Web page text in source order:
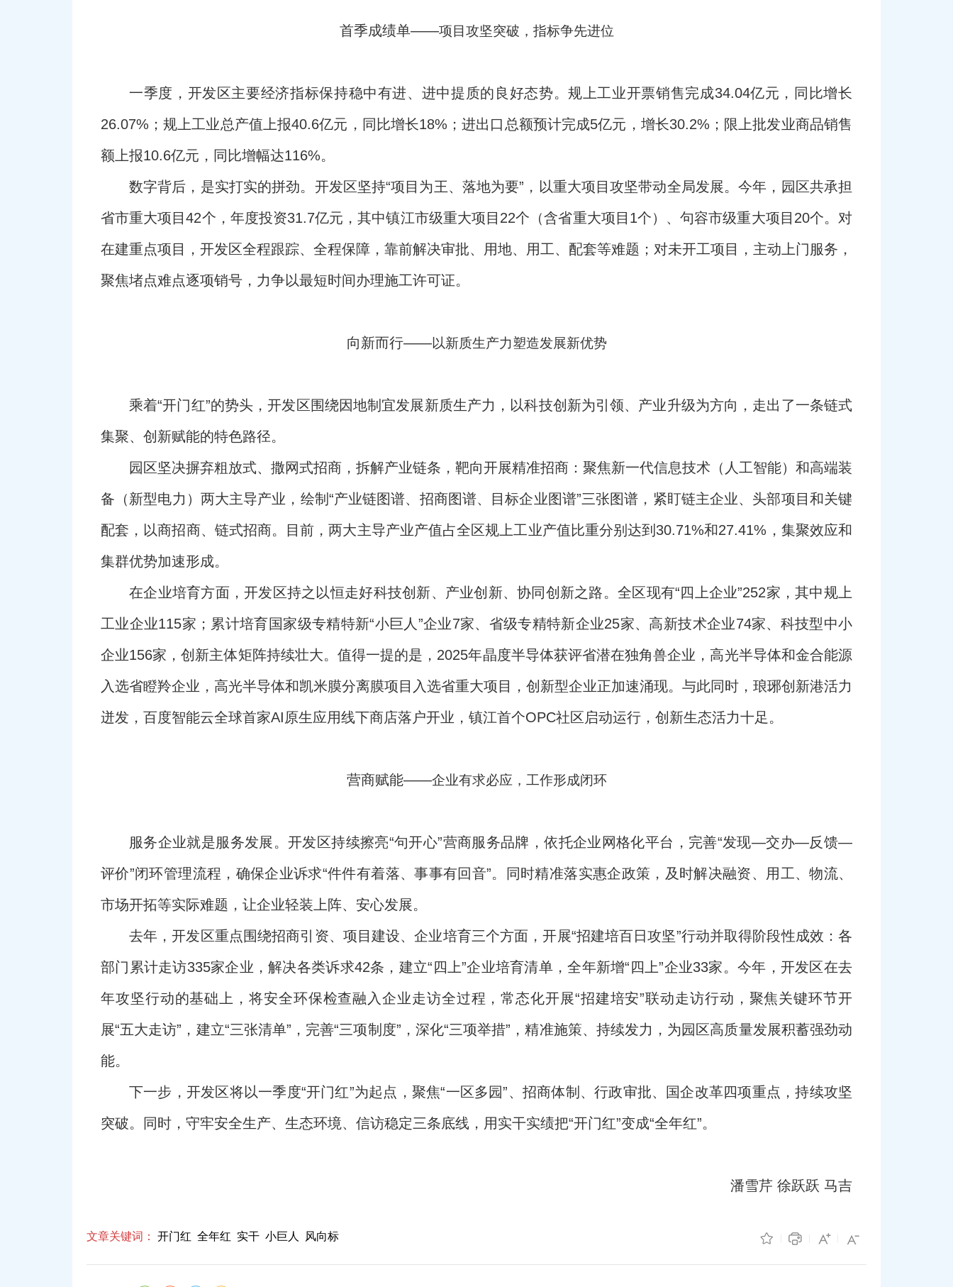
首季成绩单——项目攻坚突破，指标争先进位
一季度，开发区主要经济指标保持稳中有进、进中提质的良好态势。规上工业开票销售完成34.04亿元，同比增长
26.07%；规上工业总产值上报40.6亿元，同比增长18%；进出口总额预计完成5亿元，增长30.2%；限上批发业商品销售
额上报10.6亿元，同比增幅达116%。
数字背后，是实打实的拼劲。开发区坚持“项目为王、落地为要”，以重大项目攻坚带动全局发展。今年，园区共承担
省市重大项目42个，年度投资31.7亿元，其中镇江市级重大项目22个（含省重大项目1个）、句容市级重大项目20个。对
在建重点项目，开发区全程跟踪、全程保障，靠前解决审批、用地、用工、配套等难题；对未开工项目，主动上门服务，
聚焦堵点难点逐项销号，力争以最短时间办理施工许可证。
向新而行——以新质生产力塑造发展新优势
乘着“开门红”的势头，开发区围绕因地制宜发展新质生产力，以科技创新为引领、产业升级为方向，走出了一条链式
集聚、创新赋能的特色路径。
园区坚决摒弃粗放式、撒网式招商，拆解产业链条，靶向开展精准招商：聚焦新一代信息技术（人工智能）和高端装
备（新型电力）两大主导产业，绘制“产业链图谱、招商图谱、目标企业图谱”三张图谱，紧盯链主企业、头部项目和关键
配套，以商招商、链式招商。目前，两大主导产业产值占全区规上工业产值比重分别达到30.71%和27.41%，集聚效应和
集群优势加速形成。
在企业培育方面，开发区持之以恒走好科技创新、产业创新、协同创新之路。全区现有“四上企业”252家，其中规上
工业企业115家；累计培育国家级专精特新“小巨人”企业7家、省级专精特新企业25家、高新技术企业74家、科技型中小
企业156家，创新主体矩阵持续壮大。值得一提的是，2025年晶度半导体获评省潜在独角兽企业，高光半导体和金合能源
入选省瞪羚企业，高光半导体和凯米膜分离膜项目入选省重大项目，创新型企业正加速涌现。与此同时，琅琊创新港活力
迸发，百度智能云全球首家AI原生应用线下商店落户开业，镇江首个OPC社区启动运行，创新生态活力十足。
营商赋能——企业有求必应，工作形成闭环
服务企业就是服务发展。开发区持续擦亮“句开心”营商服务品牌，依托企业网格化平台，完善“发现—交办—反馈—
评价”闭环管理流程，确保企业诉求“件件有着落、事事有回音”。同时精准落实惠企政策，及时解决融资、用工、物流、
市场开拓等实际难题，让企业轻装上阵、安心发展。
去年，开发区重点围绕招商引资、项目建设、企业培育三个方面，开展“招建培百日攻坚”行动并取得阶段性成效：各
部门累计走访335家企业，解决各类诉求42条，建立“四上”企业培育清单，全年新增“四上”企业33家。今年，开发区在去
年攻坚行动的基础上，将安全环保检查融入企业走访全过程，常态化开展“招建培安”联动走访行动，聚焦关键环节开
展“五大走访”，建立“三张清单”，完善“三项制度”，深化“三项举措”，精准施策、持续发力，为园区高质量发展积蓄强劲动
能。
下一步，开发区将以一季度“开门红”为起点，聚焦“一区多园”、招商体制、行政审批、国企改革四项重点，持续攻坚
突破。同时，守牢安全生产、生态环境、信访稳定三条底线，用实干实绩把“开门红”变成“全年红”。
潘雪芹 徐跃跃 马吉
文章关键词： 开门红 全年红 实干 小巨人 风向标